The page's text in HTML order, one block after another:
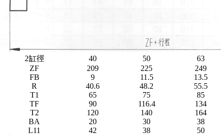
2缸徑 40 50
63
ZF
209 225
249
FB
9 11.5
13.5
R
40.6 48.2
55.5
T1
65 75
85
TF
90 116.4
134
T2
120 140
164
BA
20 30
38
L11
42 38 50